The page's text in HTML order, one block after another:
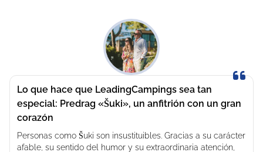
iluminado por la noche. A los niños les encantará el
parque acuático y los mega toboganes. También podrá
disfrutar del variado programa de animación y de las
excelentes instalaciones deportivas y de servicios.
Camping Čikat significa vacaciones con mucha
comodidad, incluso en temporada baja.
Las instalaciones sanitarias del Camping Čikat están muy
bien cuidadas y algunas están acondicionadas para el
Lo que hace que LeadingCampings sea tan
especial: Predrag «Šuki», un anfitrión con un gran
corazón
Personas como Šuki son insustituibles. Gracias a su carácter
afable, su sentido del humor y su extraordinaria atención,